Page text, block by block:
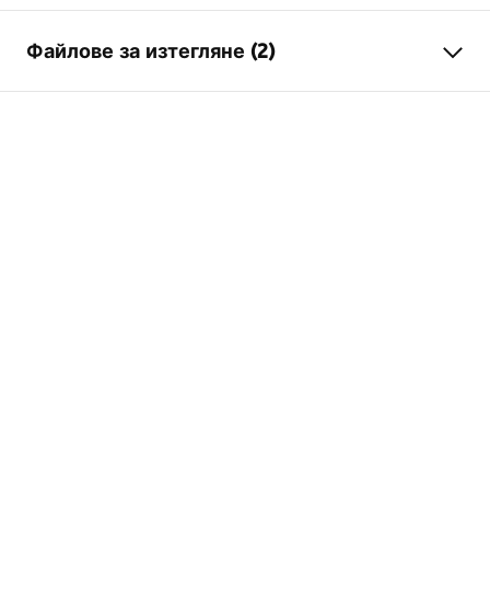
Материал
Artificial Stone (композитен
камък)
Файлове за изтегляне (2)